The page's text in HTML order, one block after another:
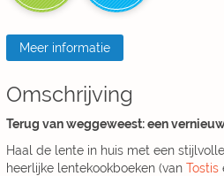
Meer informatie
Omschrijving
Terug van weggeweest: een
Haal de lente in huis met een
heerlijke lentekookboeken (van Tostis